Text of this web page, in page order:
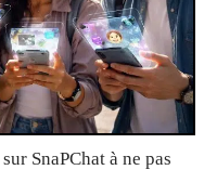
SnaPChat à ne pas